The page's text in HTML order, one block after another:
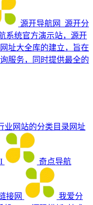
源开导航网_源开分
系统官方演示站，源开
址大全库的建立，旨在
服务，同时提供最全的
业网站的分类目录网址
奇点导航
接网
我爱分